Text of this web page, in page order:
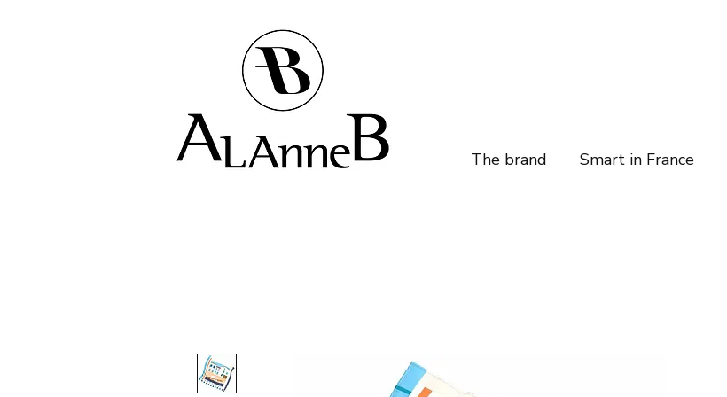
The brand Smart in France